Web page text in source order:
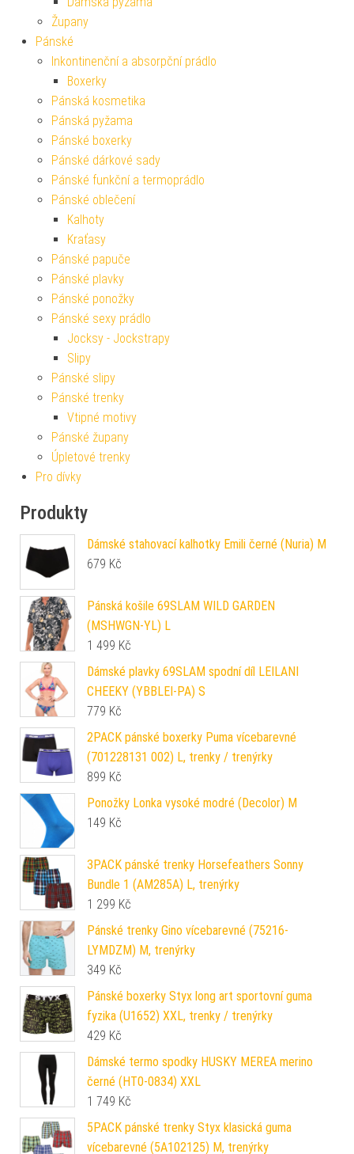
Župany
Pánské
Inkontinenční a absorpční prádlo
Boxerky
Pánská kosmetika
Pánská pyžama
Pánské boxerky
Pánské dárkové sady
Pánské funkční a termoprádlo
Pánské oblečení
Kalhoty
Kraťasy
Pánské papuče
Pánské plavky
Pánské ponožky
Pánské sexy prádlo
Jocksy - Jockstrapy
Slipy
Pánské slipy
Pánské trenky
Vtipné motivy
Pánské župany
Úpletové trenky
Pro dívky
Produkty
Dámské stahovací kalhotky Emili černé (Nuria) M
679 Kč
Pánská košile 69SLAM WILD GARDEN
(MSHWGN-YL) L
1 499 Kč
Dámské plavky 69SLAM spodní díl LEILANI
CHEEKY (YBBLEI-PA) S
779 Kč
2PACK pánské boxerky Puma vícebarevné
(701228131 002) L, trenky / trenýrky
899 Kč
Ponožky Lonka vysoké modré (Decolor) M
149 Kč
3PACK pánské trenky Horsefeathers Sonny
Bundle 1 (AM285A) L, trenýrky
1 299 Kč
Pánské trenky Gino vícebarevné (75216-
LYMDZM) M, trenýrky
349 Kč
Pánské boxerky Styx long art sportovní guma
fyzika (U1652) XXL, trenky / trenýrky
429 Kč
Dámské termo spodky HUSKY MEREA merino
černé (HT0-0834) XXL
1 749 Kč
5PACK pánské trenky Styx klasická guma
vícebarevné (5A102125) M, trenýrky